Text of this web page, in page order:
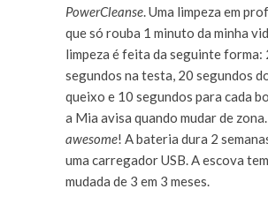
PowerCleanse. Uma limpeza em
que só rouba 1 minuto da minha
limpeza é feita da seguinte forma:
segundos na testa, 20 segundos
queixo e 10 segundos para cada
a Mia avisa quando mudar de
awesome! A bateria dura 2
uma carregador USB. A escova
mudada de 3 em 3 meses.